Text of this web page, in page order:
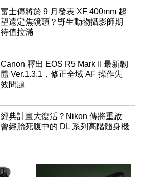
富士傳將於 9 月發表 XF 400mm 超
望遠定焦鏡頭？野生動物攝影師期
待值拉滿
Canon 釋出 EOS R5 Mark II 最新韌
體 Ver.1.3.1，修正全域 AF 操作失
效問題
經典計畫大復活？Nikon 傳將重啟
曾經胎死腹中的 DL 系列高階隨身機